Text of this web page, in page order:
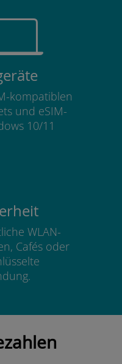
kompatiblen
und eSIM-
10/11
WLAN-
Cafés oder